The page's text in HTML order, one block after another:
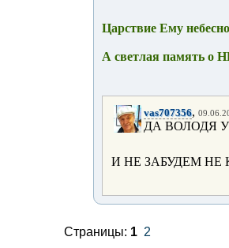
Царствие Ему
А светлая память о
vas707356,
ДА ВОЛОДЯ
И НЕ ЗАБУДЕМ НЕ
Страницы: 1 2